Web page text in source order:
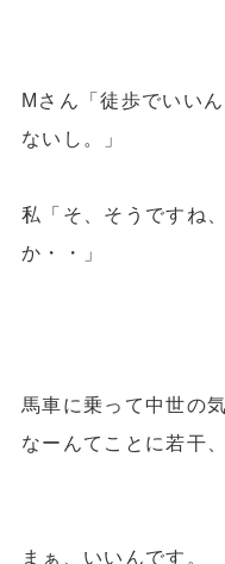
Mさん「徒歩でいい
ないし。」
私「そ、そうですね
か・・」
馬車に乗って中世の
なーんてことに若干
まぁ、いいんです。